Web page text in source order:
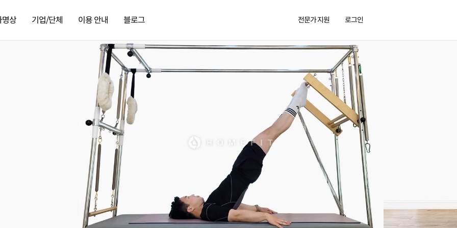
명상 기업/단체 이용 안내 블로그 전문가 지원 로그인